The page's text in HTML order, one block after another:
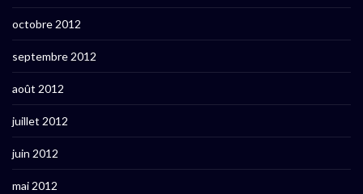
octobre 2012
septembre 2012
août 2012
juillet 2012
juin 2012
mai 2012